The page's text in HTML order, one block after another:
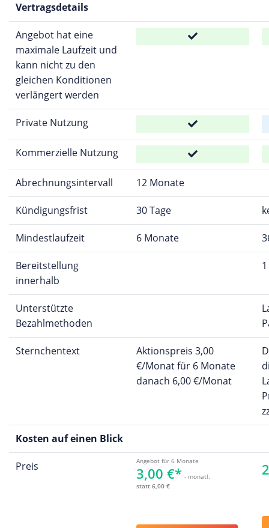
Vertragsdetails
Angebot hat eine
maximale Laufzeit und
kann nicht zu den
gleichen Konditionen
verlängert werden
Private Nutzung
Kommerzielle Nutzung
Abrechnungsintervall 12 Monate
Kündigungsfrist 30 Tage
Mindestlaufzeit 6 Monate
Bereitstellung
innerhalb
Unterstützte
Bezahlmethoden
Sternchentext
Aktionspreis 3,00
€/Monat für 6 Monate
danach 6,00 €/Monat
Kosten auf einen Blick
Preis Angebot für 6 Monate
3,00 €* - monatl.
statt 6,00 €